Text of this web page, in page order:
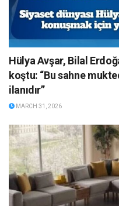
Hülya Avşar, Bilal
koştu: “Bu sahne
ilanıdır”
MARCH 31, 2026